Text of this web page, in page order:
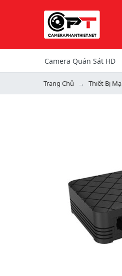
Camera Quán Sát HD
Trang Chủ Thiết Bị
Previous